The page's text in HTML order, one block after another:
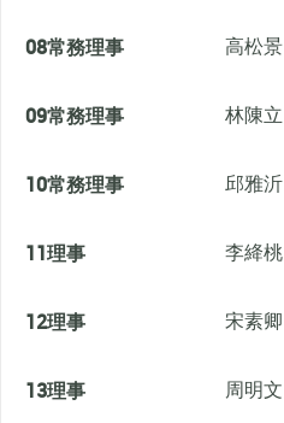
08常務理事 高松景
09常務理事 林陳立
10常務理事 邱雅沂
11理事 李絳桃
12理事 宋素卿
13理事 周明文